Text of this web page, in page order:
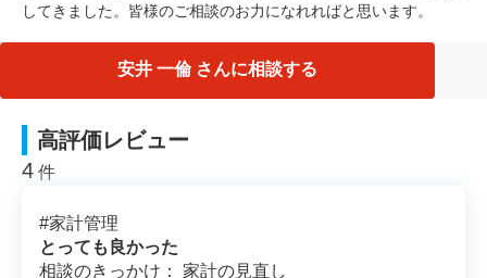
してきました。皆様のご相談のお力になれればと思います。
安井 一倫 さんに相談する
高評価レビュー
4 件
#家計管理
とっても良かった
相談のきっかけ： 家計の見直し